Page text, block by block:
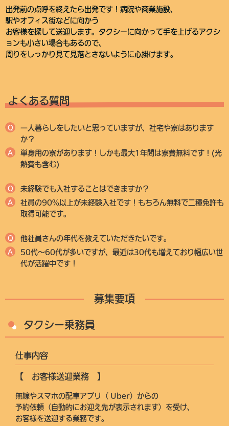
出発前の点呼を終えたら出発です！病院や商業施設、
駅やオフィス街などに向かう
お客様を探して送迎します。タクシーに向かって手を上げるアクシ
ョンも小さい場合もあるので、
周りをしっかり見て見落とさないように心掛けます。
よくある質問
Q
一人暮らしをしたいと思っていますが、社宅や寮はあります
か？
A
単身用の寮があります！しかも最大1年間は寮費無料です！(光
熱費も含む)
Q 未経験でも入社することはできますか？
A
社員の90%以上が未経験入社です！もちろん無料で二種免許も
取得可能です。
Q 他社員さんの年代を教えていただきたいです。
A
50代〜60代が多いですが、最近は30代も増えており幅広い世
代が活躍中です！
募集要項
タクシー乗務員
仕事内容
【 お客様送迎業務 】
無線やスマホの配車アプリ（ Uber）からの
予約依頼（自動的にお迎え先が表示されます）を受け、
お客様を送迎する業務です。